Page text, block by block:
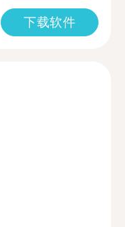
下载软件